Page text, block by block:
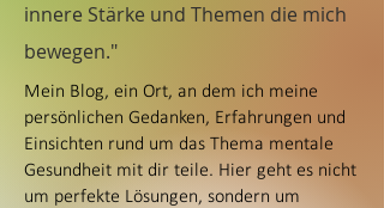
innere Stärke und Themen die mich
bewegen."
Mein Blog, ein Ort, an dem ich meine
persönlichen Gedanken, Erfahrungen und
Einsichten rund um das Thema mentale
Gesundheit mit dir teile. Hier geht es nicht
um perfekte Lösungen, sondern um